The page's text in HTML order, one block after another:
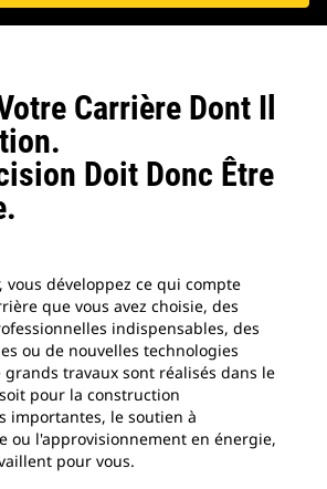
Carrière Dont Il
Doit Donc Être
vous développez ce qui compte
que vous avez choisie, des
indispensables, des
ou de nouvelles technologies
travaux sont réalisés dans le
pour la construction
importantes, le soutien à
ou l'approvisionnement en énergie,
pour vous.